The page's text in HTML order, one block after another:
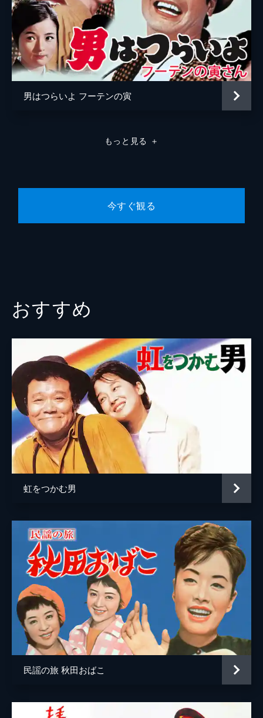
男はつらいよ フーテンの寅
もっと見る ＋
今すぐ観る
おすすめ
虹をつかむ男
民謡の旅 秋田おばこ